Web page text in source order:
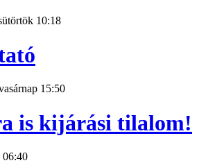
10:18
15:50
is kijárási tilalom!
06:40